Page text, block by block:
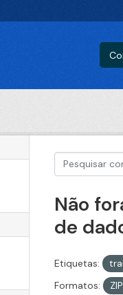
Não
de
Etiquetas:
Formatos:
ZIP